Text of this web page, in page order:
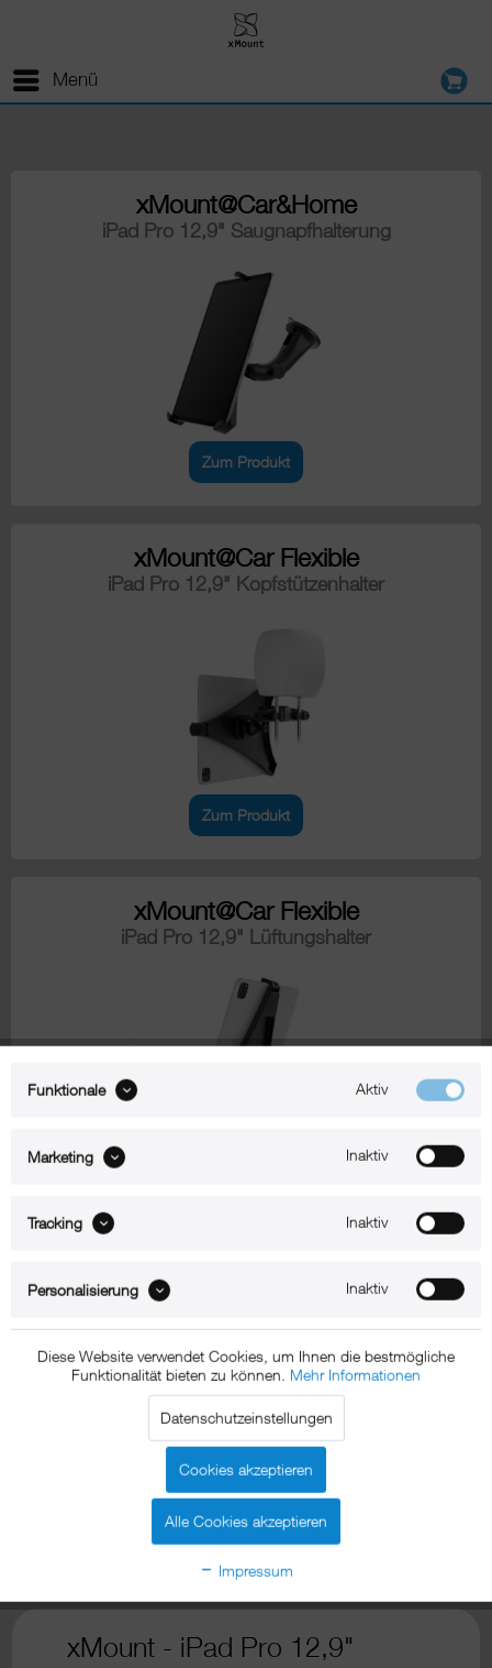
Menü
xMount@Car&Home
iPad Pro 12,9" Saugnapfhalterung
Zum Produkt
xMount@Car Flexible
iPad Pro 12,9" Kopfstützenhalter
Zum Produkt
xMount@Car Flexible
iPad Pro 12,9" Lüftungshalter
iPad Pro 12,9" Autohalter
Zum Produkt
xMount - iPad Pro 12,9"
Funktionale Aktiv
Marketing Inaktiv
Tracking Inaktiv
Personalisierung Inaktiv
Diese Website verwendet Cookies, um Ihnen die bestmögliche
Funktionalität bieten zu können. Mehr Informationen
Datenschutzeinstellungen
Cookies akzeptieren
Alle Cookies akzeptieren
Impressum